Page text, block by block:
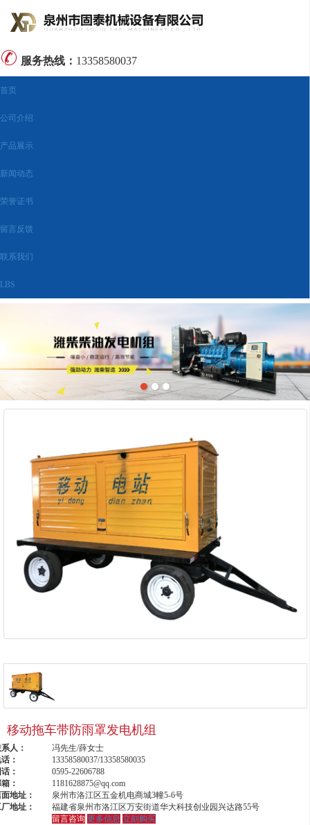
服务热线： 13358580037
首页
公司介绍
产品展示
新闻动态
荣誉证书
留言反馈
联系我们
LBS
移动拖车带防雨罩发电机组
人：
冯先生/薛女士
：
13358580037/13358580035
：
0595-22606788
：
1181628875@qq.com
地址：
泉州市洛江区五金机电商城3幢5-6号
地址：
福建省泉州市洛江区万安街道华大科技创业园兴达路55号
留言咨询 更多信息 立刻购买